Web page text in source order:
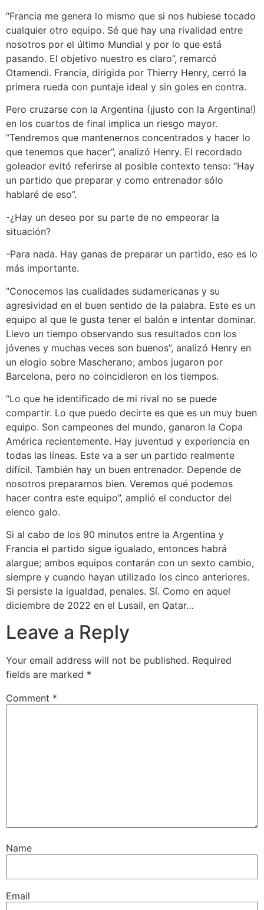
“Francia me genera lo mismo que si nos hubiese tocado
cualquier otro equipo. Sé que hay una rivalidad entre
nosotros por el último Mundial y por lo que está
pasando. El objetivo nuestro es claro”, remarcó
Otamendi. Francia, dirigida por Thierry Henry, cerró la
primera rueda con puntaje ideal y sin goles en contra.
Pero cruzarse con la Argentina (¡justo con la Argentina!)
en los cuartos de final implica un riesgo mayor.
“Tendremos que mantenernos concentrados y hacer lo
que tenemos que hacer”, analizó Henry. El recordado
goleador evitó referirse al posible contexto tenso: “Hay
un partido que preparar y como entrenador sólo
hablaré de eso”.
-¿Hay un deseo por su parte de no empeorar la
situación?
-Para nada. Hay ganas de preparar un partido, eso es lo
más importante.
“Conocemos las cualidades sudamericanas y su
agresividad en el buen sentido de la palabra. Este es un
equipo al que le gusta tener el balón e intentar dominar.
Llevo un tiempo observando sus resultados con los
jóvenes y muchas veces son buenos”, analizó Henry en
un elogio sobre Mascherano; ambos jugaron por
Barcelona, pero no coincidieron en los tiempos.
“Lo que he identificado de mi rival no se puede
compartir. Lo que puedo decirte es que es un muy buen
equipo. Son campeones del mundo, ganaron la Copa
América recientemente. Hay juventud y experiencia en
todas las líneas. Este va a ser un partido realmente
difícil. También hay un buen entrenador. Depende de
nosotros prepararnos bien. Veremos qué podemos
hacer contra este equipo”, amplió el conductor del
elenco galo.
Si al cabo de los 90 minutos entre la Argentina y
Francia el partido sigue igualado, entonces habrá
alargue; ambos equipos contarán con un sexto cambio,
siempre y cuando hayan utilizado los cinco anteriores.
Si persiste la igualdad, penales. Sí. Como en aquel
diciembre de 2022 en el Lusail, en Qatar…
Leave a Reply
Your email address will not be published. Required
fields are marked *
Comment *
Name
Email